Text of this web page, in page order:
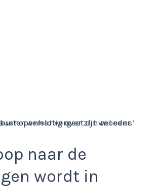
naar de
wordt in